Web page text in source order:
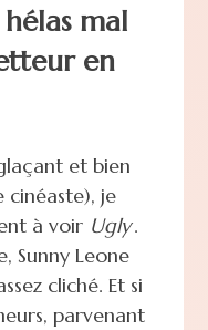
mal
en
et bien
cinéaste), je
à voir Ugly.
Sunny Leone
cliché. Et si
parvenant